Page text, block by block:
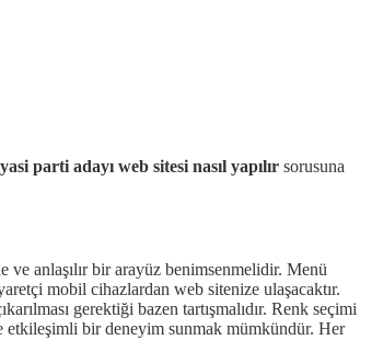
parti adayı web sitesi nasıl yapılır sorusuna
ve anlaşılır bir arayüz benimsenmelidir. Menü
mobil cihazlardan web sitenize ulaşacaktır.
gerektiği bazen tartışmalıdır. Renk seçimi
etkileşimli bir deneyim sunmak mümkündür. Her